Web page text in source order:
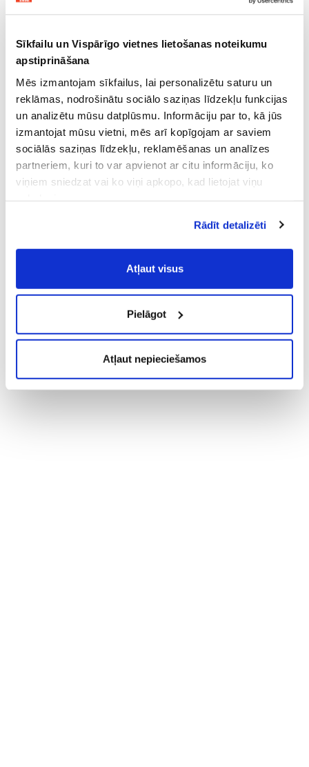
Sīkfailu un Vispārīgo vietnes lietošanas noteikumu
apstiprināšana
Mēs izmantojam sīkfailus, lai personalizētu saturu un
reklāmas, nodrošinātu sociālo saziņas līdzekļu funkcijas
un analizētu mūsu datplūsmu. Informāciju par to, kā jūs
izmantojat mūsu vietni, mēs arī kopīgojam ar saviem
sociālās saziņas līdzekļu, reklamēšanas un analīzes
partneriem, kuri to var apvienot ar citu informāciju, ko
viņiem sniedzat vai ko viņi apkopo, kad lietojat viņu
Vispārīgiem vietnes lietošanas
noteikumiem(saīsināti - VVLN).
Rādīt detalizēti
Atļaut visus
Pielāgot
Atļaut nepieciešamos